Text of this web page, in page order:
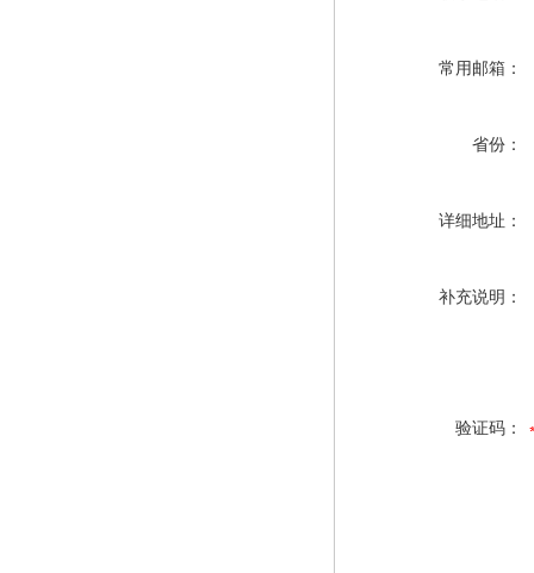
常用邮箱：
省份：
详细地址：
补充说明：
验证码：